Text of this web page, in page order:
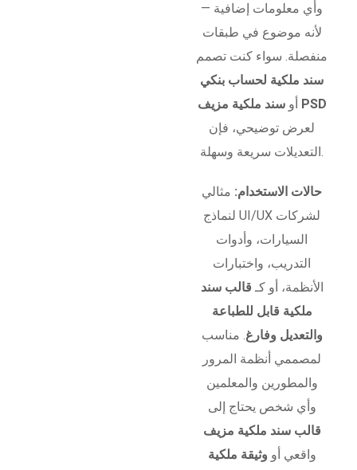
وأي معلومات إضافية —
لأنه موضوع في طبقات
منفصلة. سواء كنت تصمم
سند ملكية لحساب بنكي
أو
سند ملكية مزيف PSD
لعرض توضيحي، فإن
التعديلات سريعة وسهلة.
حالات الاستخدام: مثالي
لنماذج UI/UX لشركات
السيارات، وأدوات
التدريب، واختبارات
الأنظمة، أو كـ قالب سند
ملكية قابل للطباعة
والتعديل وفارغ. مناسب
لمصممي أنظمة المرور
والمطورين والمعلمين
وأي شخص يحتاج إلى
قالب سند ملكية مزيف
واقعي أو وثيقة ملكية